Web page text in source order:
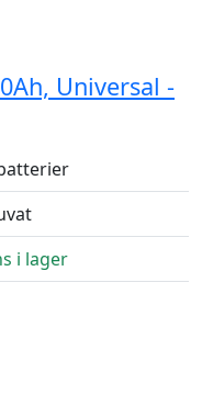
Universal -
i lager